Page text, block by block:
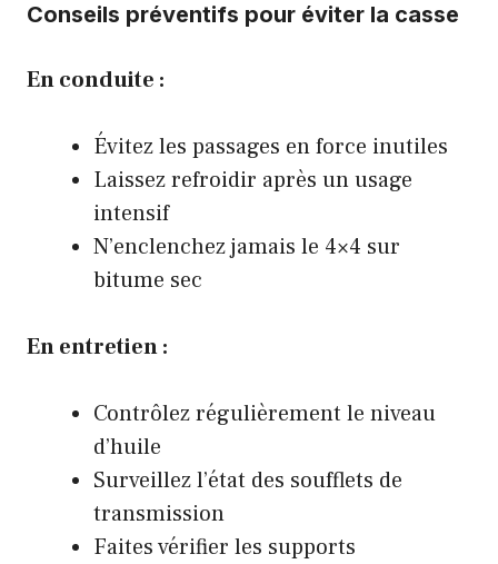
Conseils préventifs pour éviter la casse
En conduite :
Évitez les passages en force inutiles
Laissez refroidir après un usage
intensif
N’enclenchez jamais le 4×4 sur
bitume sec
En entretien :
Contrôlez régulièrement le niveau
d’huile
Surveillez l’état des soufflets de
transmission
Faites vérifier les supports